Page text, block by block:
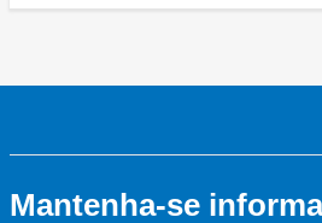
Mantenha-se